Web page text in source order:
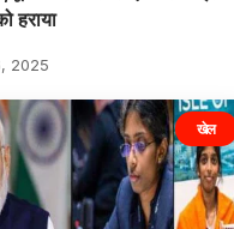
हराया
2025
खेल